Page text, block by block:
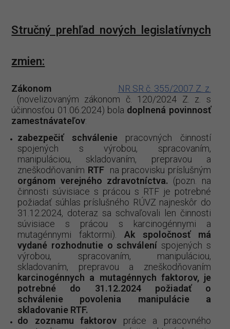
Stručný prehľad nových legislatívnych
zmien:
Zákonom
NR SR č. 355/2007 Z. z.
(novelizovaným zákonom č. 120/2024 Z. z. s
účinnosťou 01.06.2024) bola doplnená povinnosť
zamestnávateľov:
zabezpečiť schváleniepracovných činností
spojených s výrobou, spracovaním,
manipuláciou, skladovaním, prepravou a
zneškodňovaním RTFna pracovisku príslušným
orgánom verejného zdravotníctva. (pozn. na
činnosti súvisiace s prácou s RTF je potrebné
požiadať súhlas príslušného RÚVZ najneskôr do
31.12.2024, doteraz sa schvaľovali len činnosti
súvisiace s prácou s karcinogénnymi a
mutagénnymi faktormi). Ak spoločnosť má
vydané rozhodnutie o schválení spojených s
výrobou, spracovaním, manipuláciou,
skladovaním, prepravou a zneškodňovaním
karcinogénnych a mutagénnych faktorov, je
potrebné do 31.12.2024 požiadať o
schválenie povolenia manipulácie a
skladovanie RTF.
do zoznamu faktorov práce a pracovného